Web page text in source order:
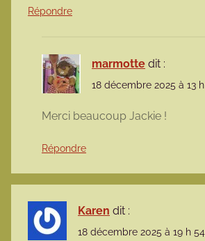
Répondre
marmotte dit :
18 décembre 2025 à 13
Merci beaucoup Jackie !
Répondre
Karen dit :
18 décembre 2025 à 19 h